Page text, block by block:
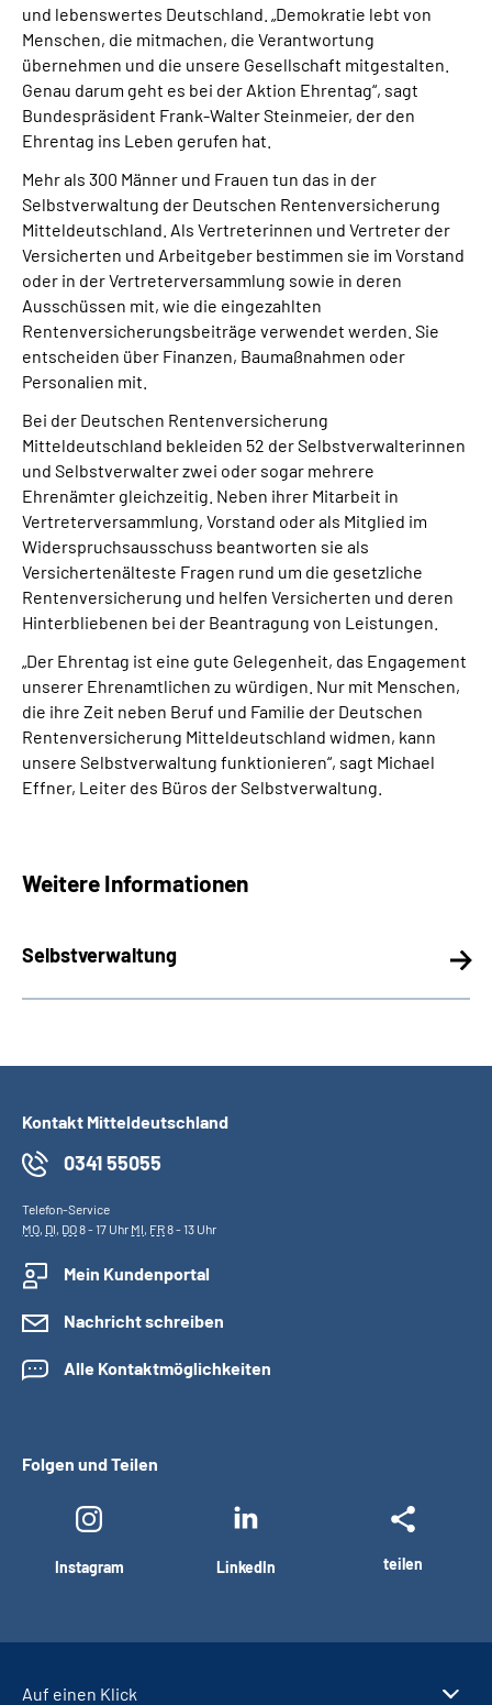
Mein Kundenportal
und lebenswertes Deutschland. „Demokratie lebt von
Menschen, die mitmachen, die Verantwortung
übernehmen und die unsere Gesellschaft mitgestalten.
Genau darum geht es bei der Aktion Ehrentag“, sagt
Bundespräsident Frank-Walter Steinmeier, der den
Ehrentag ins Leben gerufen hat.
Mehr als 300 Männer und Frauen tun das in der
Selbstverwaltung der Deutschen Rentenversicherung
Mitteldeutschland. Als Vertreterinnen und Vertreter der
Versicherten und Arbeitgeber bestimmen sie im Vorstand
oder in der Vertreterversammlung sowie in deren
Ausschüssen mit, wie die eingezahlten
Rentenversicherungsbeiträge verwendet werden. Sie
entscheiden über Finanzen, Baumaßnahmen oder
Personalien mit.
Bei der Deutschen Rentenversicherung
Mitteldeutschland bekleiden 52 der Selbstverwalterinnen
und Selbstverwalter zwei oder sogar mehrere
Ehrenämter gleichzeitig. Neben ihrer Mitarbeit in
Vertreterversammlung, Vorstand oder als Mitglied im
Widerspruchsausschuss beantworten sie als
Versichertenälteste Fragen rund um die gesetzliche
Rentenversicherung und helfen Versicherten und deren
Hinterbliebenen bei der Beantragung von Leistungen.
„Der Ehrentag ist eine gute Gelegenheit, das Engagement
unserer Ehrenamtlichen zu würdigen. Nur mit Menschen,
die ihre Zeit neben Beruf und Familie der Deutschen
Rentenversicherung Mitteldeutschland widmen, kann
unsere Selbstverwaltung funktionieren“, sagt Michael
Effner, Leiter des Büros der Selbstverwaltung.
Weitere Informationen
Selbstverwaltung
Kontakt Mitteldeutschland
0341 55055
Telefon-Service
MO, DI, DO8 - 17 Uhr MI, FR8 - 13 Uhr
Mein Kundenportal
Nachricht schreiben
Alle Kontaktmöglichkeiten
Folgen und Teilen
Instagram LinkedIn teilen
Auf einen Klick